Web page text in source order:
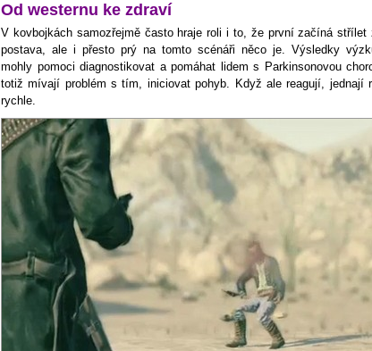
Od westernu ke zdraví
V kovbojkách samozřejmě často hraje roli i to, že první začíná střílet
postava, ale i přesto prý na tomto scénáři něco je. Výsledky
mohly pomoci diagnostikovat a pomáhat lidem s Parkinsonovou
totiž mívají problém s tím, iniciovat pohyb. Když ale reagují, jednají
rychle.